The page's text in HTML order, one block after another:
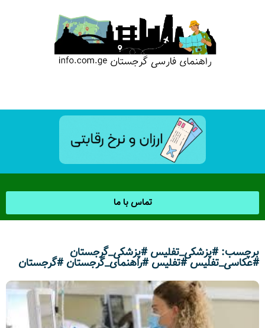
تماس با ما
برچسب: #پزشکی_تفلیس #پزشکی_گرجستان
#عکاسی_تفلیس #تفلیس #راهنمای_گرجستان #گرجستان